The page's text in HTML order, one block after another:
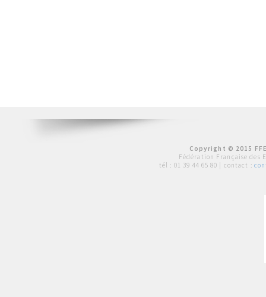
Copyright © 2015
Fédération Française des
tél : 01 39 44 65 80 | contact :